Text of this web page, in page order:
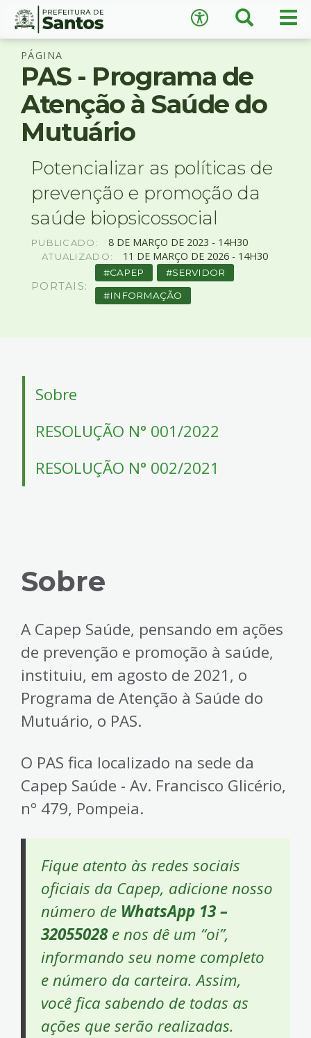
Ir
para
conteúdo
Busca
Acessibilidade ×
Conteúdo
PÁGINA
PAS - Programa de
Atenção à Saúde do
Mutuário
Potencializar as políticas de
prevenção e promoção da
saúde biopsicossocial
PUBLICADO: 8 DE MARÇO DE 2023 - 14H30
ATUALIZADO: 11 DE MARÇO DE 2026 - 14H30
PORTAIS:
CAPEP SERVIDOR
INFORMAÇÃO
Sobre
RESOLUÇÃO N° 001/2022
RESOLUÇÃO N° 002/2021
Sobre
A Capep Saúde, pensando em ações
de prevenção e promoção à saúde,
instituiu, em agosto de 2021, o
Programa de Atenção à Saúde do
Mutuário, o PAS.
O PAS fica localizado na sede da
Capep Saúde - Av. Francisco Glicério,
nº 479, Pompeia.
Fique atento às redes sociais
oficiais da Capep, adicione nosso
número de WhatsApp 13 –
32055028e nos dê um “oi”,
informando seu nome completo
e número da carteira. Assim,
você fica sabendo de todas as
ações que serão realizadas.